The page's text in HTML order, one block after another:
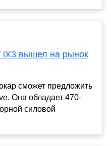
iX3 вышел на рынок
сможет предложить
Она обладает 470-
силовой